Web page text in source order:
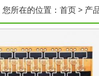
您所在的位置： 首页> 产